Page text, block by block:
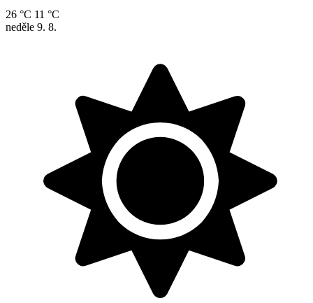
26 °C 11 °C
neděle 9. 8.